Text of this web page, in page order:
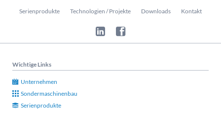
Serienprodukte Technologien / Projekte Downloads Kontakt
Wichtige Links
Unternehmen
Sondermaschinenbau
Serienprodukte